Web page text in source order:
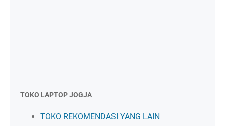
TOKO LAPTOP JOGJA
TOKO REKOMENDASI YANG LAIN